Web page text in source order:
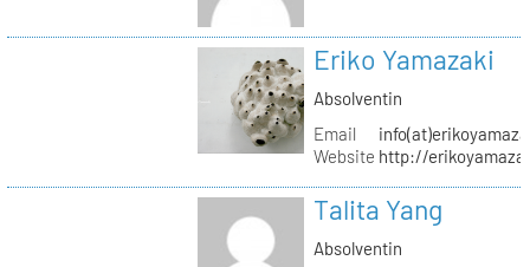
Eriko Yamazaki
Absolventin
Email
Website http://
Talita Yang
Absolventin